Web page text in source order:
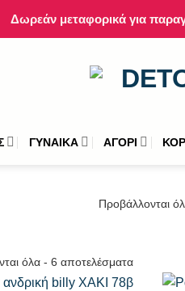
Δωρεάν μεταφορικά για
ΓΥΝΑΙΚΑ ΑΓΟΡΙ
Προβάλλονται
όλα - 6 αποτελέσματα
+